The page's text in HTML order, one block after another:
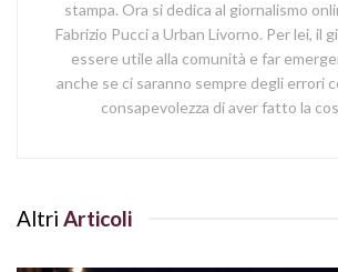
stampa. Ora si dedica al giornalismo
Fabrizio Pucci a Urban Livorno. Per lei, il
essere utile alla comunità e far
anche se ci saranno sempre degli errori
consapevolezza di aver fatto la
Altri Articoli